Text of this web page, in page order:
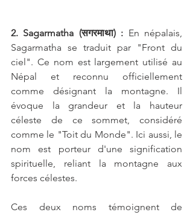
2. Sagarmatha (सगरमाथा) : En népalais,
Sagarmatha se traduit par "Front du
ciel". Ce nom est largement utilisé au
Népal et reconnu officiellement
comme désignant la montagne. Il
évoque la grandeur et la hauteur
céleste de ce sommet, considéré
comme le "Toit du Monde". Ici aussi, le
nom est porteur d'une signification
spirituelle, reliant la montagne aux
forces célestes.
Ces deux noms témoignent de